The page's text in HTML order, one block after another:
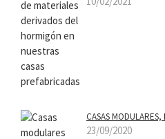
CASAS
23/09/2020